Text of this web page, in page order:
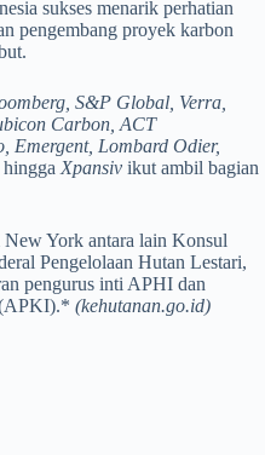
sukses menarik perhatian
pengembang proyek karbon
S&P Global, Verra,
Carbon, ACT
Emergent, Lombard Odier,
hingga Xpansiv ikut ambil bagian
York antara lain Konsul
Pengelolaan Hutan Lestari,
pengurus inti APHI dan
(APKI).* (kehutanan.go.id)